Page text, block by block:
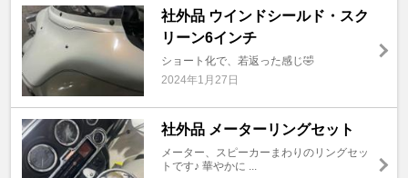
社外品 ウインドシールド・スク
リーン6インチ
ショート化で、若返った感じ🤣
2024年1月27日
社外品 メーターリングセット
メーター、スピーカーまわりのリングセッ
トです♪ 華やかに ...